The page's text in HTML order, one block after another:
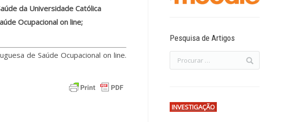
da Universidade Católica
Ocupacional on line;
de Saúde Ocupacional on line.
Pesquisa de Artigos
INVESTIGAÇÃO